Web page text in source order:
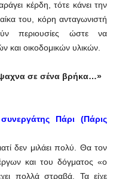
κέρδη, τότε κάνει την
του, κόρη ανταγωνιστή
περιουσίες ώστε να
και οικοδομικών υλικών.
έψαχνα σε σένα βρήκα…»
Πάρι (Πάρις
δεν μιλάει πολύ. Θα τον
και του δόγματος «ο
πολλά στραβά. Τα είχε